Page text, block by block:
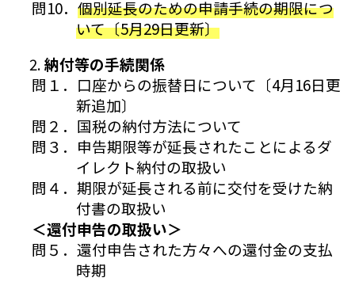
問10． 個別延長のための申請手続の期限につ
いて〔5月29日更新〕
納付等の手続関係
問１．口座からの振替日について〔4月16日更
新追加〕
問２．国税の納付方法について
問３．申告期限等が延長されたことによるダ
イレクト納付の取扱い
問４．期限が延長される前に交付を受けた納
付書の取扱い
＜還付申告の取扱い＞
問５．還付申告された方々への還付金の支払
時期